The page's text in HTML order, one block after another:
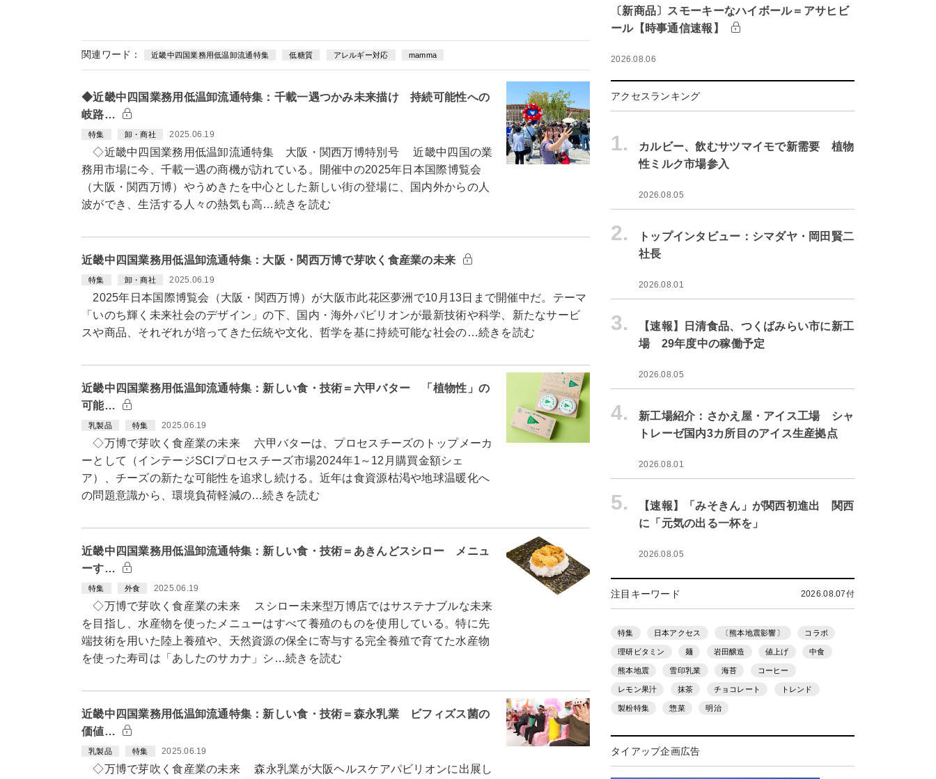
関連ワード： 近畿中四国業務用低温卸流通特集 低糖質 アレルギー対応 mamma
◆近畿中四国業務用低温卸流通特集：千載一遇つかみ未来描け 持続可能性への
岐路…
特集 卸・商社 2025.06.19
◇近畿中四国業務用低温卸流通特集 大阪・関西万博特別号 近畿中四国の業
務用市場に今、千載一遇の商機が訪れている。開催中の2025年日本国際博覧会
（大阪・関西万博）やうめきたを中心とした新しい街の登場に、国内外からの人
波ができ、生活する人々の熱気も高…続きを読む
近畿中四国業務用低温卸流通特集：大阪・関西万博で芽吹く食産業の未来
特集 卸・商社 2025.06.19
2025年日本国際博覧会（大阪・関西万博）が大阪市此花区夢洲で10月13日まで開催中だ。テーマ
「いのち輝く未来社会のデザイン」の下、国内・海外パビリオンが最新技術や科学、新たなサービ
スや商品、それぞれが培ってきた伝統や文化、哲学を基に持続可能な社会の…続きを読む
近畿中四国業務用低温卸流通特集：新しい食・技術＝六甲バター 「植物性」の
可能…
乳製品 特集 2025.06.19
◇万博で芽吹く食産業の未来 六甲バターは、プロセスチーズのトップメーカ
ーとして（インテージSCIプロセスチーズ市場2024年1～12月購買金額シェ
ア）、チーズの新たな可能性を追求し続ける。近年は食資源枯渇や地球温暖化へ
の問題意識から、環境負荷軽減の…続きを読む
近畿中四国業務用低温卸流通特集：新しい食・技術＝あきんどスシロー メニュ
ーす…
特集 外食 2025.06.19
◇万博で芽吹く食産業の未来 スシロー未来型万博店ではサステナブルな未来
を目指し、水産物を使ったメニューはすべて養殖のものを使用している。特に先
端技術を用いた陸上養殖や、天然資源の保全に寄与する完全養殖で育てた水産物
を使った寿司は「あしたのサカナ」シ…続きを読む
近畿中四国業務用低温卸流通特集：新しい食・技術＝森永乳業 ビフィズス菌の
価値…
乳製品 特集 2025.06.19
◇万博で芽吹く食産業の未来 森永乳業が大阪ヘルスケアパビリオンに出展し
〔新商品〕スモーキーなハイボール＝アサヒビ
ール【時事通信速報】
2026.08.06
アクセスランキング
1.
カルビー、飲むサツマイモで新需要 植物
性ミルク市場参入
2026.08.05
2.
トップインタビュー：シマダヤ・岡田賢二
社長
2026.08.01
3.
【速報】日清食品、つくばみらい市に新工
場 29年度中の稼働予定
2026.08.05
4.
新工場紹介：さかえ屋・アイス工場 シャ
トレーゼ国内3カ所目のアイス生産拠点
2026.08.01
5.
【速報】「みそきん」が関西初進出 関西
に「元気の出る一杯を」
2026.08.05
注目キーワード 2026.08.07付
特集 日本アクセス 〔熊本地震影響〕 コラボ
理研ビタミン 麺 岩田醸造 値上げ 中食
熊本地震 雪印乳業 海苔 コーヒー
レモン果汁 抹茶 チョコレート トレンド
製粉特集 惣菜 明治
タイアップ企画広告